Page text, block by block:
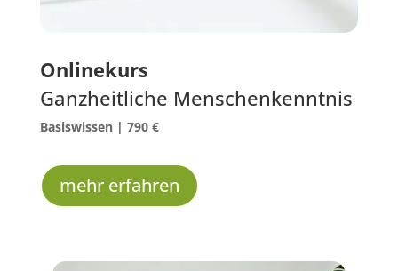
Onlinekurs
Ganzheitliche Menschenkenntnis
Basiswissen | 790 €
mehr erfahren